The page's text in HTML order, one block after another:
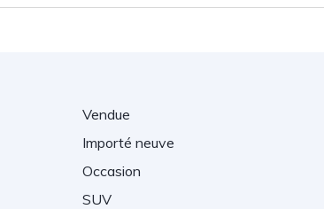
Vendue
Importé neuve
Occasion
SUV